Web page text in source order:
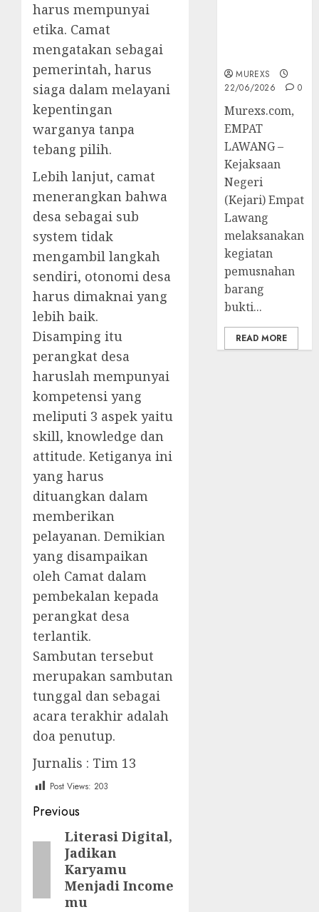
harus mempunyai
etika. Camat
mengatakan sebagai
pemerintah, harus
siaga dalam melayani
kepentingan
warganya tanpa
tebang pilih.
Lebih lanjut, camat
menerangkan bahwa
desa sebagai sub
system tidak
mengambil langkah
sendiri, otonomi desa
harus dimaknai yang
lebih baik.
Disamping itu
perangkat desa
haruslah mempunyai
kompetensi yang
meliputi 3 aspek yaitu
skill, knowledge dan
attitude. Ketiganya ini
yang harus
dituangkan dalam
memberikan
pelayanan. Demikian
yang disampaikan
oleh Camat dalam
pembekalan kepada
perangkat desa
terlantik.
Sambutan tersebut
merupakan sambutan
tunggal dan sebagai
acara terakhir adalah
doa penutup.
Jurnalis : Tim 13
Post Views: 203
Post
navigation
Previous
PreviousLiterasi Digital,
Jadikan
Karyamu
Menjadi Income
mu
MUREXS
22/06/2026
0
‎Murexs.com,
EMPAT
LAWANG –
Kejaksaan
Negeri
(Kejari) Empat
Lawang
melaksanakan
kegiatan
pemusnahan
barang
bukti...
READ MORE